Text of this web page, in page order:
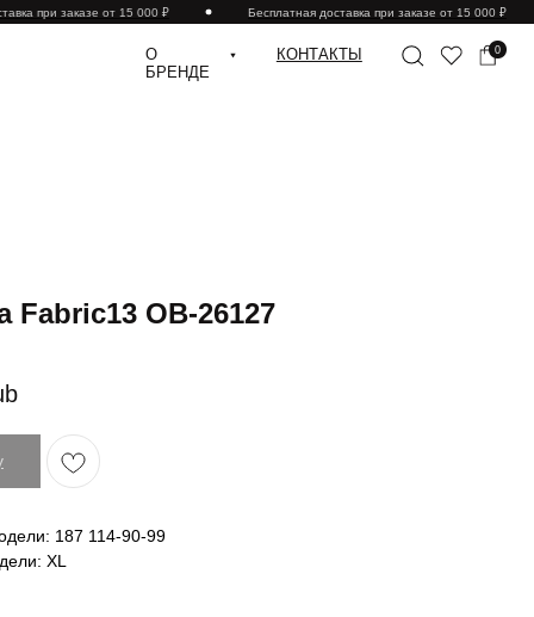
при заказе от 15 000 ₽ Бесплатная доставка при заказе от 15 000 ₽
КОНТАКТЫ
Fabric13 OB-26127
187 114-90-99
XL